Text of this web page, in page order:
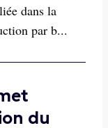
dans la
par b...
du